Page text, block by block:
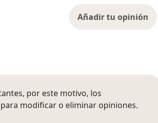
Añadir tu opinión
por este motivo, los
modificar o eliminar opiniones.